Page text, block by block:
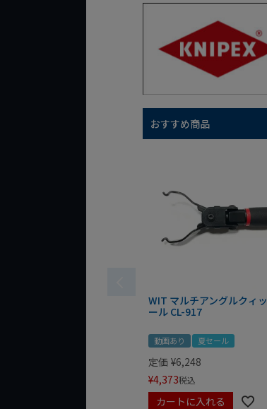
おすすめ商品
WIT マルチアングルクィ
ール CL-917
動画あり 夏セール
定価 ¥6,248
¥4,373税込
カートに入れる